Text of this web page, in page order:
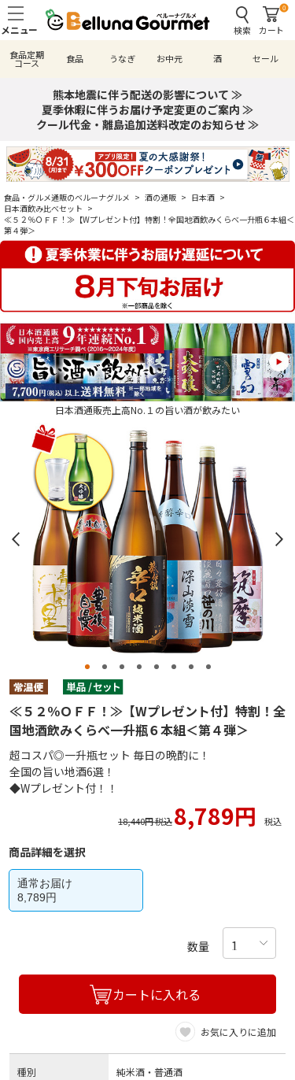
検索
0
カート
食品定期
コース 食品 うなぎ お中元 酒 セール
熊本地震に伴う配送の影響について ≫
夏季休暇に伴うお届け予定変更のご案内 ≫
クール代金・離島追加送料改定のお知らせ ≫
食品・グルメ通販のベルーナグルメ > 酒の通販 > 日本酒 >
日本酒飲み比べセット >
≪５２％ＯＦＦ！≫【Wプレゼント付】特割！全国地酒飲みくらべ一升瓶６本組＜
第４弾＞
日本酒通販売上高No.１の旨い酒が飲みたい
≪５２％ＯＦＦ！≫【Wプレゼント付】特割！全
国地酒飲みくらべ一升瓶６本組＜第４弾＞
超コスパ◎一升瓶セット 毎日の晩酌に！
全国の旨い地酒6選！
◆Wプレゼント付！！
18,440円 税込8,789円 税込
商品詳細を選択
通常お届け
8,789円
数量
カートに入れる
お気に入りに追加
種別 純米酒・普通酒